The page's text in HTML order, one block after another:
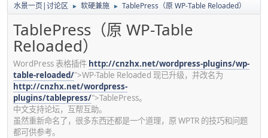
水景一页|讨论区 ► 软硬兼施 ► TablePress（原 WP-Table Reloaded）
TablePress（原 WP-Table
Reloaded）
WordPress 表格插件 http://cnzhx.net/wordpress-plugins/wp-
table-reloaded/">WP-Table Reloaded 现已升级，并改名为
http://cnzhx.net/wordpress-
plugins/tablepress/">TablePress。
中文支持论坛，互帮互助。
虽然重新命名了，很多东西还都是一个道理，原 WPTR 的技巧和问题
都可供参考。